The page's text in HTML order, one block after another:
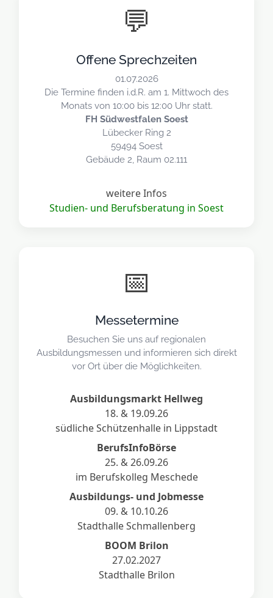
💬
Offene Sprechzeiten
01.07.2026
Die Termine finden i.d.R. am 1. Mittwoch des
Monats von 10:00 bis 12:00 Uhr statt.
FH Südwestfalen Soest
Lübecker Ring 2
59494 Soest
Gebäude 2, Raum 02.111
weitere Infos
Studien- und Berufsberatung in Soest
📅
Messetermine
Besuchen Sie uns auf regionalen
Ausbildungsmessen und informieren sich direkt
vor Ort über die Möglichkeiten.
Ausbildungsmarkt Hellweg
18. & 19.09.26
südliche Schützenhalle in Lippstadt
BerufsInfoBörse
25. & 26.09.26
im Berufskolleg Meschede
Ausbildungs- und Jobmesse
09. & 10.10.26
Stadthalle Schmallenberg
BOOM Brilon
27.02.2027
Stadthalle Brilon